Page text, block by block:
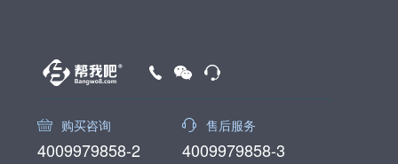
购买咨询
4009979858-2
售后服务
4009979858-3